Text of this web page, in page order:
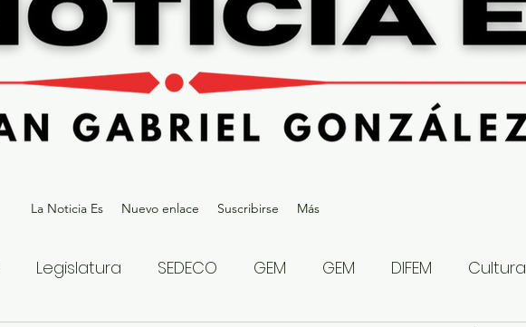
La Noticia Es Nuevo enlace Suscribirse Más
Legislatura SEDECO GEM GEM DIFEM Cultura